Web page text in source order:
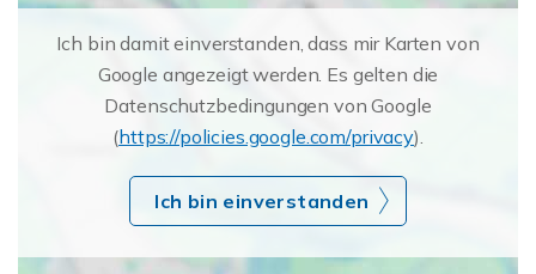
Ich bin damit einverstanden, dass mir Karten von
Google angezeigt werden. Es gelten die
Datenschutzbedingungen von Google
(https://policies.google.com/privacy).
Ich bin einverstanden